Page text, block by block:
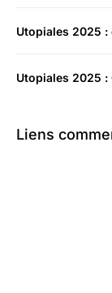
Utopiales 2025
Utopiales 2025
Liens